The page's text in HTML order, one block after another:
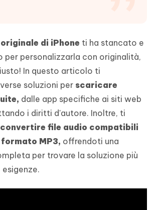
di iPhone ti ha stancato e
per personalizzarla con originalità,
In questo articolo ti
soluzioni per scaricare
dalle app specifiche ai siti web
i diritti d'autore. Inoltre, ti
convertire file audio compatibili
formato MP3, offrendoti una
per trovare la soluzione più